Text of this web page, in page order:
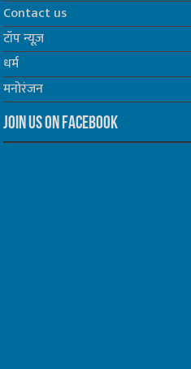
Contact us
टॉप न्यूज़
धर्म
मनोरंजन
Join us on Facebook